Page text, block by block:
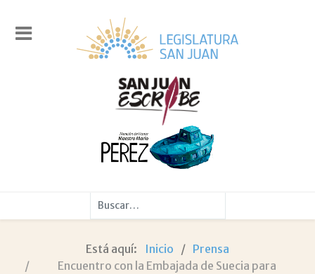
Buscar
Está aquí: Inicio
Prensa
Encuentro con la Embajada de Suecia para